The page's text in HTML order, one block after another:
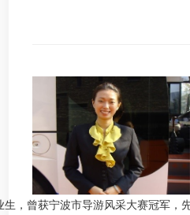
，曾获宁波市导游风采大赛冠军，